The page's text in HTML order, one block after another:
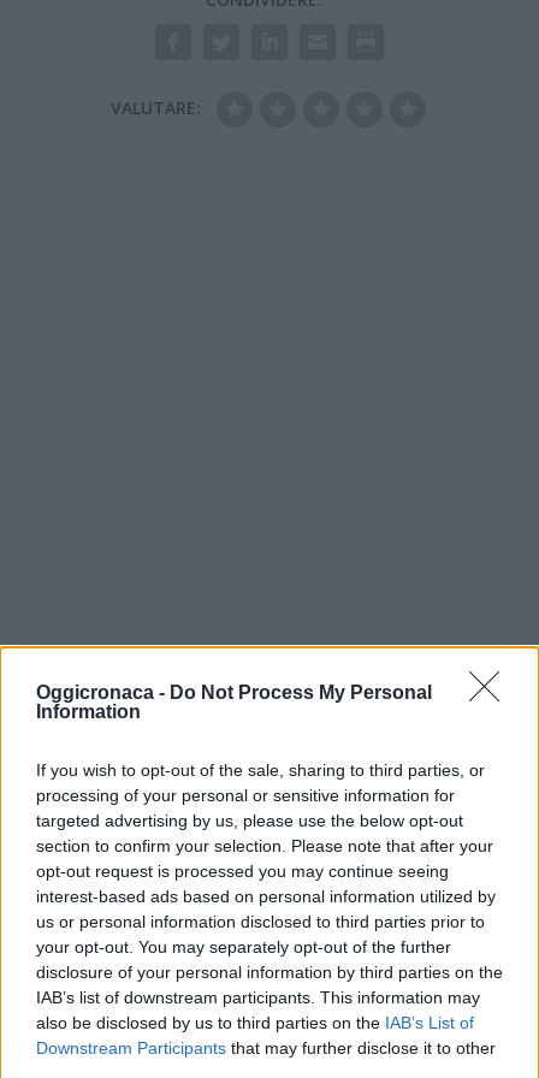
Oggicronaca - Do Not Process My Personal
Information
If you wish to opt-out of the sale, sharing to third parties, or
processing of your personal or sensitive information for
targeted advertising by us, please use the below opt-out
section to confirm your selection. Please note that after your
opt-out request is processed you may continue seeing
interest-based ads based on personal information utilized by
us or personal information disclosed to third parties prior to
your opt-out. You may separately opt-out of the further
disclosure of your personal information by third parties on the
IAB’s list of downstream participants. This information may
also be disclosed by us to third parties on the IAB’s List of
Downstream Participants that may further disclose it to other
VALUTARE: